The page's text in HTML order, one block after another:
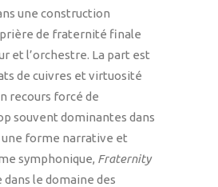
une construction
de fraternité finale
et l’orchestre. La part est
de cuivres et virtuosité
recours forcé de
souvent dominantes dans
une forme narrative et
symphonique, Fraternity
dans le domaine des